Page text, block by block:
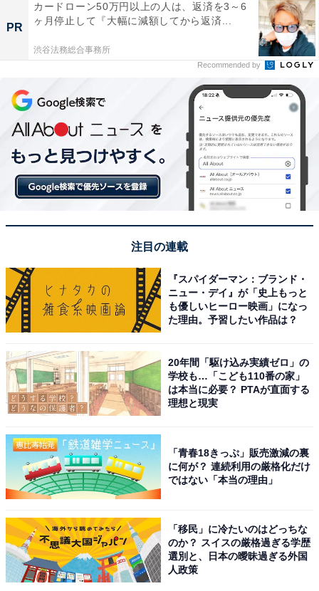
PR
カードローン50万円以上の人は、返済を3～6
ヶ月停止して『大幅に減額してから返済...
渋谷法務総合事務所
Recommended by
注目の連載
『スパイダーマン：ブランド・
ニュー・デイ』が「史上もっと
も優しいヒーロー映画」になっ
た理由。予習したい作品は？
20年間「駆け込み実績ゼロ」の
学校も…「こども110番の家」
は本当に必要？ PTAが直面する
理想と現実
「青春18きっぷ」販売激減の裏
に何が？ 連続利用の厳格化だけ
ではない「本当の理由」
「移民」に冷たいのはどっちな
のか？ スイスの厳格過ぎる学歴
選別と、日本の曖昧過ぎる外国
人政策